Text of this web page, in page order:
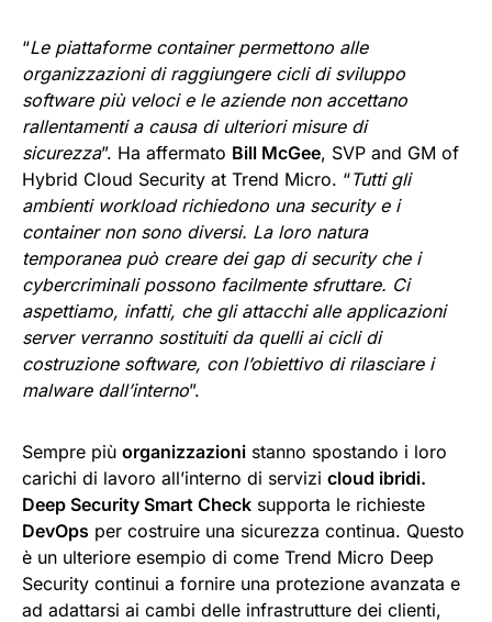
“Le piattaforme container permettono alle
organizzazioni di raggiungere cicli di sviluppo
software più veloci e le aziende non accettano
rallentamenti a causa di ulteriori misure di
sicurezza”. Ha affermato Bill McGee, SVP and GM of
Hybrid Cloud Security at Trend Micro. “Tutti gli
ambienti workload richiedono una security e i
container non sono diversi. La loro natura
temporanea può creare dei gap di security che i
cybercriminali possono facilmente sfruttare. Ci
aspettiamo, infatti, che gli attacchi alle applicazioni
server verranno sostituiti da quelli ai cicli di
costruzione software, con l’obiettivo di rilasciare i
malware dall’interno”.
Sempre più organizzazioni stanno spostando i loro
carichi di lavoro all’interno di servizi cloud ibridi.
Deep Security Smart Check supporta le richieste
DevOps per costruire una sicurezza continua. Questo
è un ulteriore esempio di come Trend Micro Deep
Security continui a fornire una protezione avanzata e
ad adattarsi ai cambi delle infrastrutture dei clienti,